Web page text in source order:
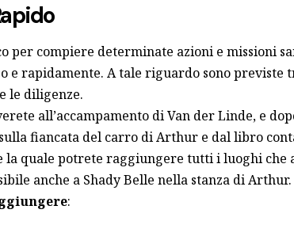
per compiere determinate azioni e missioni
e rapidamente. A tale riguardo sono
le diligenze.
all’accampamento di Van der Linde, e
fiancata del carro di Arthur e dal libro
la quale potrete raggiungere tutti i luoghi che
anche a Shady Belle nella stanza di Arthur.
: